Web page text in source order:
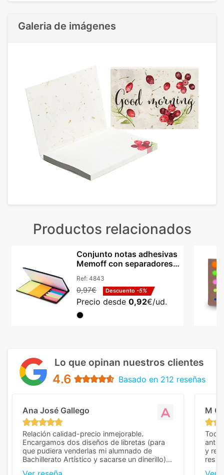
Galeria de imágenes
Productos relacionados
Conjunto notas adhesivas
Memoff con separadores y
Ref: 4843
0,97€ Descuento -5%
Precio desde 0,92€/ud.
Lo que opinan nuestros clientes
4.6 Basado en 212 reseñas
Ana José Gallego
Relación calidad-precio inmejorable.
Encargamos dos diseños de libretas (para
que pudiera venderlas mi alumnado de
Bachillerato Artístico y sacarse un dinerillo) y
M C
Todo
y